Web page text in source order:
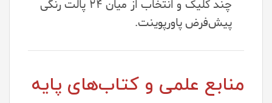
چند کلیک و انتخاب از میان ۲۴ پالت رنگی
پیش‌فرض پاورپوینت.
منابع علمی و کتاب‌های پایه